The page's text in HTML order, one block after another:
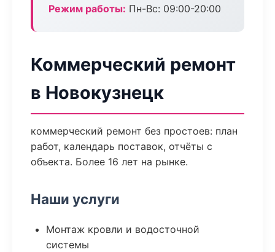
Режим работы: Пн-Вс: 09:00-20:00
Коммерческий ремонт
в Новокузнецк
коммерческий ремонт без простоев: план
работ, календарь поставок, отчёты с
объекта. Более 16 лет на рынке.
Наши услуги
Монтаж кровли и водосточной
системы